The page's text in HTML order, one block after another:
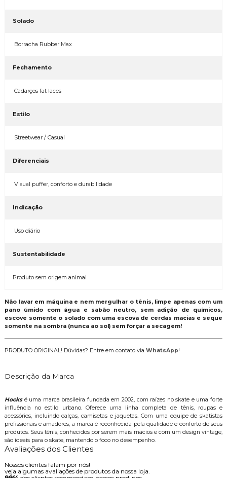
Solado
Borracha Rubber Max
Fechamento
Cadarços fat laces
Estilo
Streetwear / Casual
Diferenciais
Visual puffer, conforto e durabilidade
Indicação
Uso diário
Sustentabilidade
Produto sem origem animal
Não lavar em máquina e nem mergulhar o tênis, limpe apenas com um
pano úmido com água e sabão neutro, sem adição de químicos,
escove somente o solado com uma escova de cerdas macias e seque
somente na sombra (nunca ao sol) sem forçar a secagem!
PRODUTO ORIGINAL! Dúvidas? Entre em contato via WhatsApp!
Descrição da Marca
Hocksé uma marca brasileira fundada em 2002, com raízes no skate e uma forte
influência no estilo urbano. Oferece uma linha completa de tênis, roupas e
acessórios, incluindo calças, camisetas e jaquetas. Com uma equipe de skatistas
profissionais e amadores, a marca é reconhecida pela qualidade e conforto de seus
produtos. Seus tênis, conhecidos por serem mais macios e com um design vintage,
são ideais para o skate, mantendo o foco no desempenho.
Avaliações dos Clientes
Nossos clientes falam por nós!
veja algumas avaliações de produtos da nossa loja.